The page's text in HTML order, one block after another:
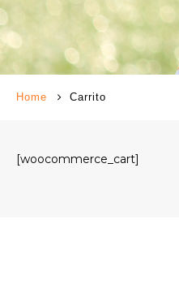
Home Carrito
[woocommerce_cart]